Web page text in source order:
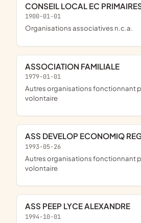
CONSEIL LOCAL EC
1900-01-01
Organisations associatives n.c.a.
ASSOCIATION FAMILIALE
1979-01-01
Autres organisations fonctionnant par adhésion
volontaire
ASS DEVELOP ECONOMIQ
1993-05-26
Autres organisations fonctionnant par adhésion
volontaire
ASS PEEP LYCE ALEXANDRE
1994-10-01